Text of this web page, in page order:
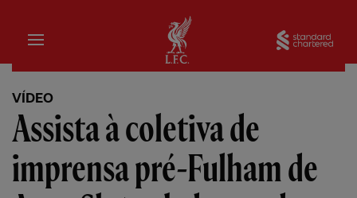
Inicial
VÍDEO
Assista à coletiva de
imprensa pré-Fulham de